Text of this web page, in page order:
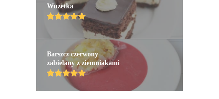
Wuzetka
Barszcz czerwony
zabielany z ziemniakami